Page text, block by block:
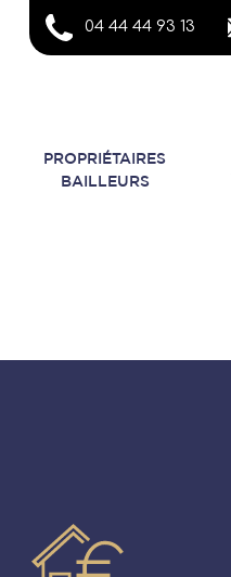
04 44 44 93 13
PROPRIÉTAIRES
BAILLEURS